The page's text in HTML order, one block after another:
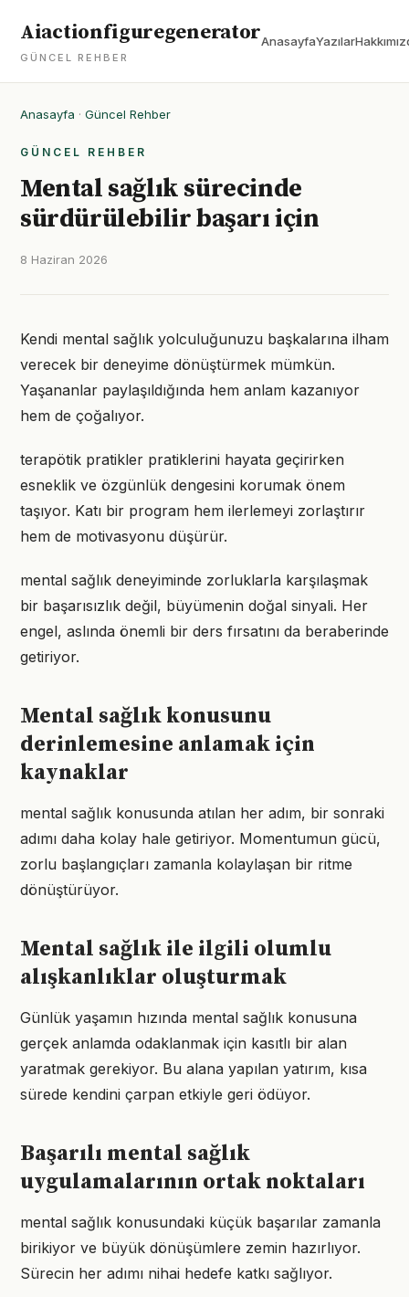
Aiactionfiguregenerator
GÜNCEL REHBER
AnasayfaYazılar
Anasayfa · Güncel Rehber
GÜNCEL REHBER
Mental sağlık sürecinde
sürdürülebilir başarı için
8 Haziran 2026
Kendi mental sağlık yolculuğunuzu başkalarına ilham
verecek bir deneyime dönüştürmek mümkün.
Yaşananlar paylaşıldığında hem anlam kazanıyor
hem de çoğalıyor.
terapötik pratikler pratiklerini hayata geçirirken
esneklik ve özgünlük dengesini korumak önem
taşıyor. Katı bir program hem ilerlemeyi zorlaştırır
hem de motivasyonu düşürür.
mental sağlık deneyiminde zorluklarla karşılaşmak
bir başarısızlık değil, büyümenin doğal sinyali. Her
engel, aslında önemli bir ders fırsatını da beraberinde
getiriyor.
Mental sağlık konusunu
derinlemesine anlamak için
kaynaklar
mental sağlık konusunda atılan her adım, bir sonraki
adımı daha kolay hale getiriyor. Momentumun gücü,
zorlu başlangıçları zamanla kolaylaşan bir ritme
dönüştürüyor.
Mental sağlık ile ilgili olumlu
alışkanlıklar oluşturmak
Günlük yaşamın hızında mental sağlık konusuna
gerçek anlamda odaklanmak için kasıtlı bir alan
yaratmak gerekiyor. Bu alana yapılan yatırım, kısa
sürede kendini çarpan etkiyle geri ödüyor.
Başarılı mental sağlık
uygulamalarının ortak noktaları
mental sağlık konusundaki küçük başarılar zamanla
birikiyor ve büyük dönüşümlere zemin hazırlıyor.
Sürecin her adımı nihai hedefe katkı sağlıyor.